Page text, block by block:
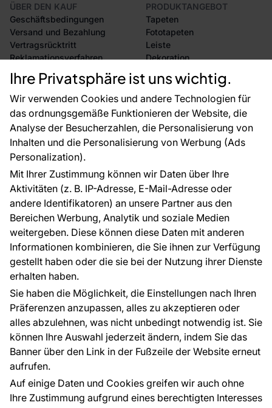
Ihre Privatsphäre ist uns wichtig.
Wir verwenden Cookies und andere Technologien für
das ordnungsgemäße Funktionieren der Website, die
Analyse der Besucherzahlen, die Personalisierung von
Inhalten und die Personalisierung von Werbung (Ads
Personalization).
Mit Ihrer Zustimmung können wir Daten über Ihre
Aktivitäten (z. B. IP-Adresse, E-Mail-Adresse oder
andere Identifikatoren) an unsere Partner aus den
Bereichen Werbung, Analytik und soziale Medien
weitergeben. Diese können diese Daten mit anderen
Informationen kombinieren, die Sie ihnen zur Verfügung
gestellt haben oder die sie bei der Nutzung ihrer Dienste
erhalten haben.
Sie haben die Möglichkeit, die Einstellungen nach Ihren
Präferenzen anzupassen, alles zu akzeptieren oder
alles abzulehnen, was nicht unbedingt notwendig ist. Sie
können Ihre Auswahl jederzeit ändern, indem Sie das
Banner über den Link in der Fußzeile der Website erneut
aufrufen.
Auf einige Daten und Cookies greifen wir auch ohne
Ihre Zustimmung aufgrund eines berechtigten Interesses
ÜBER DEN KAUF
Geschäftsbedingungen
Versand und Bezahlung
Vertragsrücktritt
Reklamationsverfahren
Rücksendung von Waren
CE-Zertifizierung
Großhandel
Raumvisualisierung
PRODUKTANGEBOT
Tapeten
Fototapeten
Leiste
Dekoration
Selbstklebende Folien
Zubehör
Tapetenmuster
FÜR SIE
Blog
EU-Projekte
Ratschläge und Tipps
FAQ
ÜBER DAS UNTERNEHMEN
Kontakt
Haben Sie Fragen? Wir helfen Ihnen gerne weiter
und beraten Sie persönlich.
+49 781 95633072
service@tapeteneshop.de
Zahlungsarten:
Die Zahlungen werden geleistet von: